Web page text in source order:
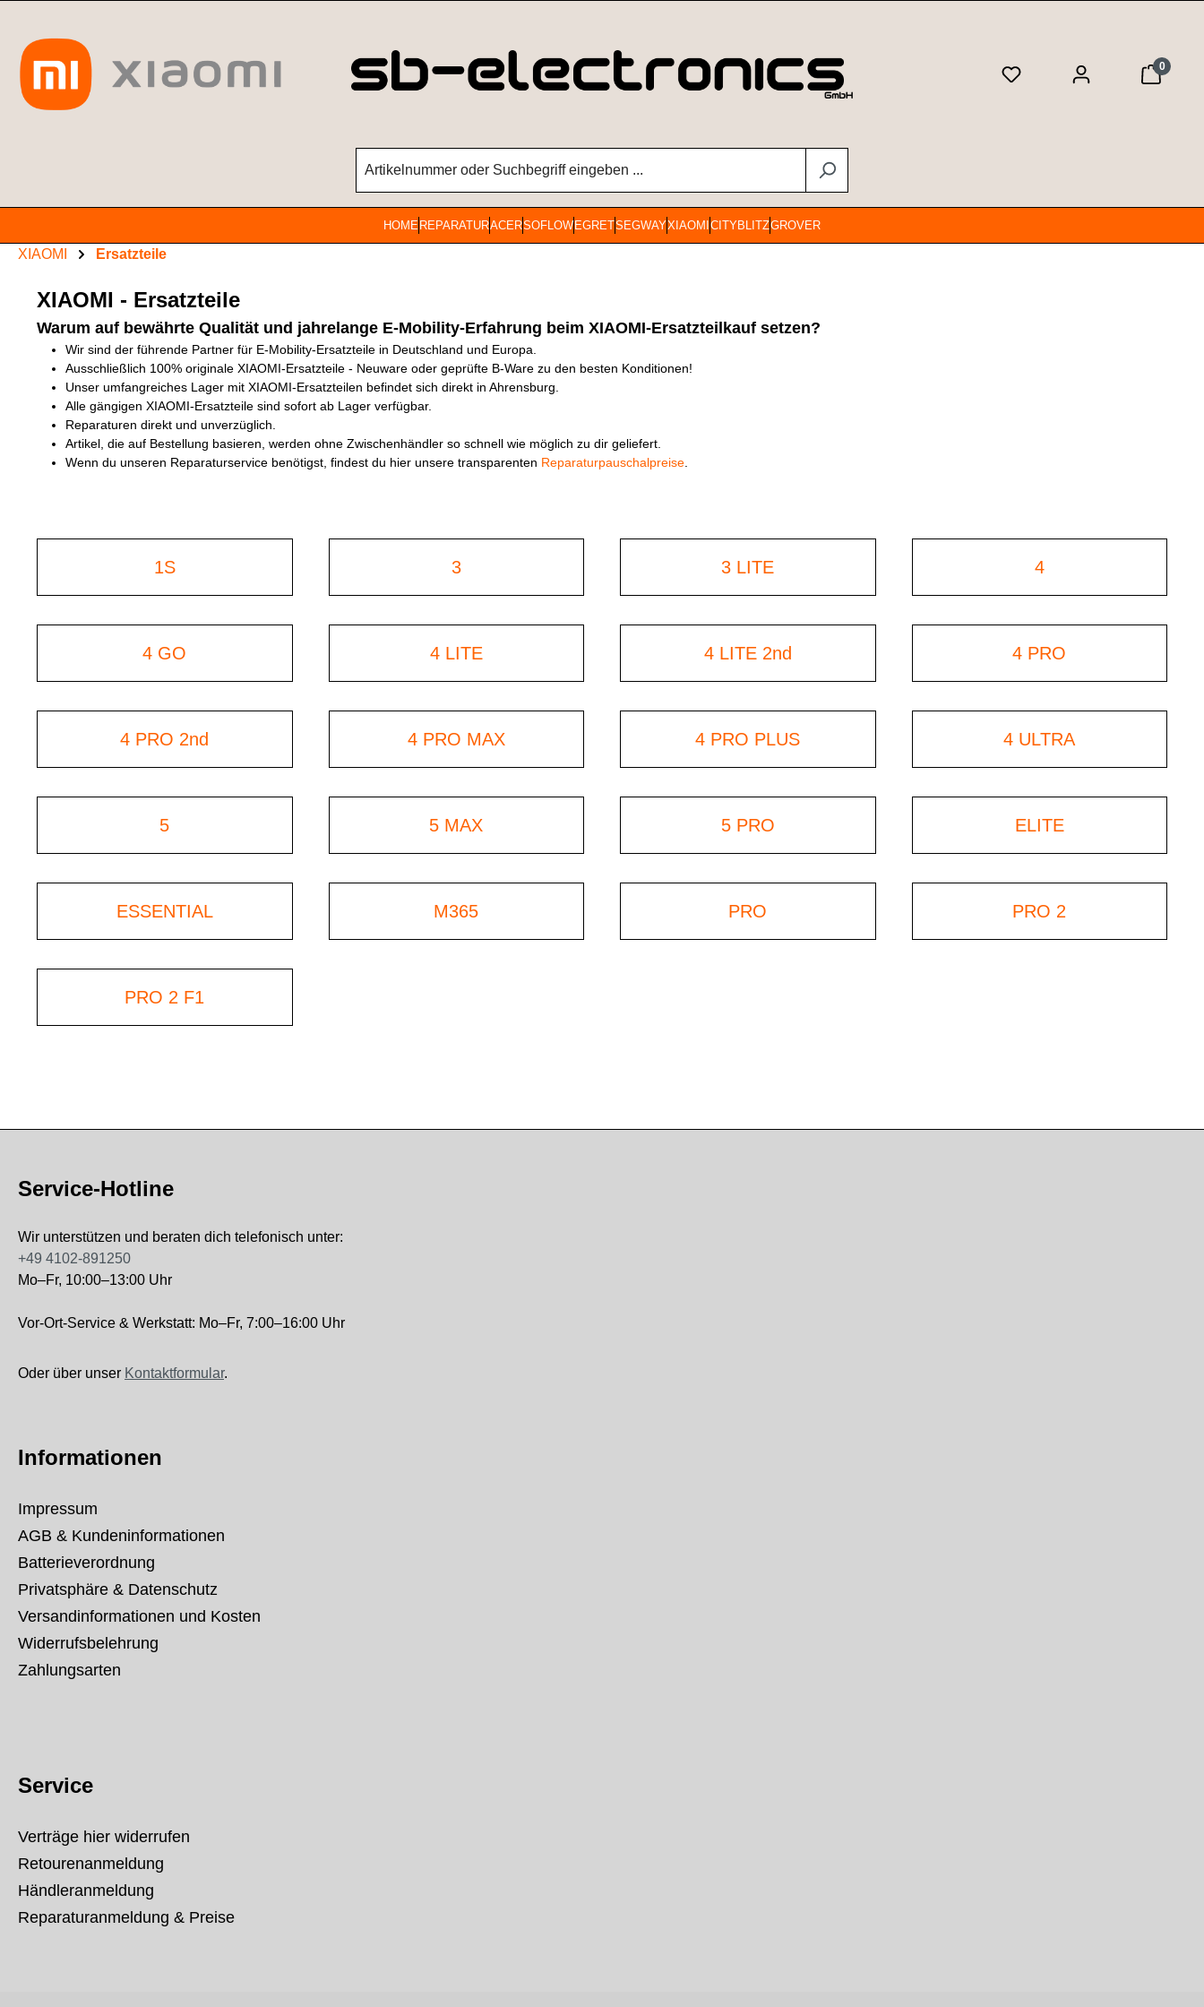
0
HOME REPARATURACERSOFLOW EGRETSEGWAYXIAOMI CITYBLITZGROVER
XIAOMI Ersatzteile
XIAOMI - Ersatzteile
Warum auf bewährte Qualität und jahrelange E-Mobility-Erfahrung beim XIAOMI-Ersatzteilkauf setzen?
Wir sind der führende Partner für E-Mobility-Ersatzteile in Deutschland und Europa.
Ausschließlich 100% originale XIAOMI-Ersatzteile - Neuware oder geprüfte B-Ware zu den besten Konditionen!
Unser umfangreiches Lager mit XIAOMI-Ersatzteilen befindet sich direkt in Ahrensburg.
Alle gängigen XIAOMI-Ersatzteile sind sofort ab Lager verfügbar.
Reparaturen direkt und unverzüglich.
Artikel, die auf Bestellung basieren, werden ohne Zwischenhändler so schnell wie möglich zu dir geliefert.
Wenn du unseren Reparaturservice benötigst, findest du hier unsere transparenten Reparaturpauschalpreise
1S 3 3 LITE 4
4 GO 4 LITE 4 LITE 2nd 4 PRO
4 PRO 2nd 4 PRO MAX 4 PRO PLUS 4 ULTRA
5 5 MAX 5 PRO ELITE
ESSENTIAL M365 PRO PRO 2
PRO 2 F1
Service-Hotline
Wir unterstützen und beraten dich telefonisch unter:
+49 4102-891250
Mo–Fr, 10:00–13:00 Uhr
Vor-Ort-Service & Werkstatt: Mo–Fr, 7:00–16:00 Uhr
Oder über unser Kontaktformular.
Informationen
Impressum
AGB & Kundeninformationen
Batterieverordnung
Privatsphäre & Datenschutz
Versandinformationen und Kosten
Widerrufsbelehrung
Zahlungsarten
Service
Verträge hier widerrufen
Retourenanmeldung
Händleranmeldung
Reparaturanmeldung & Preise